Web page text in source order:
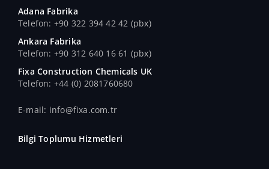
Adana Fabrika
Telefon: +90 322 394 42 42 (pbx)
Ankara Fabrika
Telefon: +90 312 640 16 61 (pbx)
Fixa Construction Chemicals UK
Telefon: +44 (0) 2081760680
E-mail: info@fixa.com.tr
Bilgi Toplumu Hizmetleri